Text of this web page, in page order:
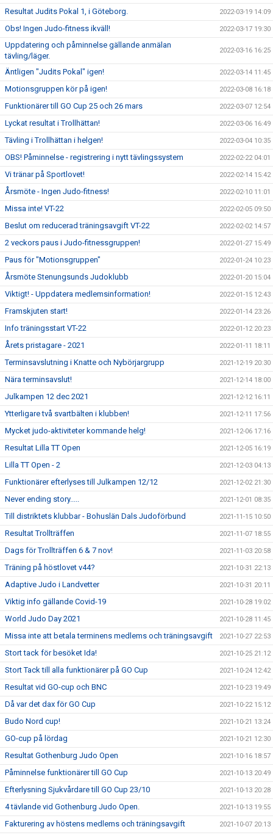
Resultat Judits Pokal 1, i Göteborg. 2022-03-19 14:09
Obs! Ingen Judo-fitness ikväll! 2022-03-17 19:30
Uppdatering och påminnelse gällande anmälan
tävling/läger.
2022-03-16 16:25
Äntligen "Judits Pokal" igen! 2022-03-14 11:45
Motionsgruppen kör på igen! 2022-03-08 16:18
Funktionärer till GO Cup 25 och 26 mars 2022-03-07 12:54
Lyckat resultat i Trollhättan! 2022-03-06 16:49
Tävling i Trollhättan i helgen! 2022-03-04 10:35
OBS! Påminnelse - registrering i nytt tävlingssystem 2022-02-22 04:01
Vi tränar på Sportlovet! 2022-02-14 15:42
Årsmöte - Ingen Judo-fitness! 2022-02-10 11:01
Missa inte! VT-22 2022-02-05 09:50
Beslut om reducerad träningsavgift VT-22 2022-02-02 14:57
2 veckors paus i Judo-fitnessgruppen! 2022-01-27 15:49
Paus för "Motionsgruppen" 2022-01-24 10:23
Årsmöte Stenungsunds Judoklubb 2022-01-20 15:04
Viktigt! - Uppdatera medlemsinformation! 2022-01-15 12:43
Framskjuten start! 2022-01-14 23:26
Info träningsstart VT-22 2022-01-12 20:23
Årets pristagare - 2021 2022-01-11 18:11
Terminsavslutning i Knatte och Nybörjargrupp 2021-12-19 20:30
Nära terminsavslut! 2021-12-14 18:00
Julkampen 12 dec 2021 2021-12-12 16:11
Ytterligare två svartbälten i klubben! 2021-12-11 17:56
Mycket judo-aktiviteter kommande helg! 2021-12-06 17:16
Resultat Lilla TT Open 2021-12-05 16:19
Lilla TT Open - 2 2021-12-03 04:13
Funktionärer efterlyses till Julkampen 12/12 2021-12-02 21:30
Never ending story..... 2021-12-01 08:35
Till distriktets klubbar - Bohuslän Dals Judoförbund 2021-11-15 10:50
Resultat Trollträffen 2021-11-07 18:55
Dags för Trollträffen 6 & 7 nov! 2021-11-03 20:58
Träning på höstlovet v44? 2021-10-31 22:13
Adaptive Judo i Landvetter 2021-10-31 20:11
Viktig info gällande Covid-19 2021-10-28 19:02
World Judo Day 2021 2021-10-28 11:45
Missa inte att betala terminens medlems och träningsavgift 2021-10-27 22:53
Stort tack för besöket Ida! 2021-10-25 21:12
Stort Tack till alla funktionärer på GO Cup 2021-10-24 12:42
Resultat vid GO-cup och BNC 2021-10-23 19:49
Då var det dax för GO Cup 2021-10-22 15:12
Budo Nord cup! 2021-10-21 13:24
GO-cup på lördag 2021-10-21 12:30
Resultat Gothenburg Judo Open 2021-10-16 18:57
Påminnelse funktionärer till GO Cup 2021-10-13 20:49
Efterlysning Sjukvårdare till GO Cup 23/10 2021-10-13 20:28
4 tävlande vid Gothenburg Judo Open. 2021-10-13 19:55
Fakturering av höstens medlems och träningsavgift 2021-10-07 20:13